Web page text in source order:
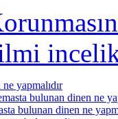
yapmalıdır
bulunan dinen ne
bulunan dinen ne